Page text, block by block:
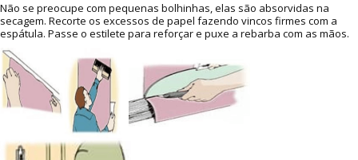
Não se preocupe com pequenas bolhinhas, elas são absorvidas na
secagem. Recorte os excessos de papel fazendo vincos firmes com a
espátula. Passe o estilete para reforçar e puxe a rebarba com as mãos.